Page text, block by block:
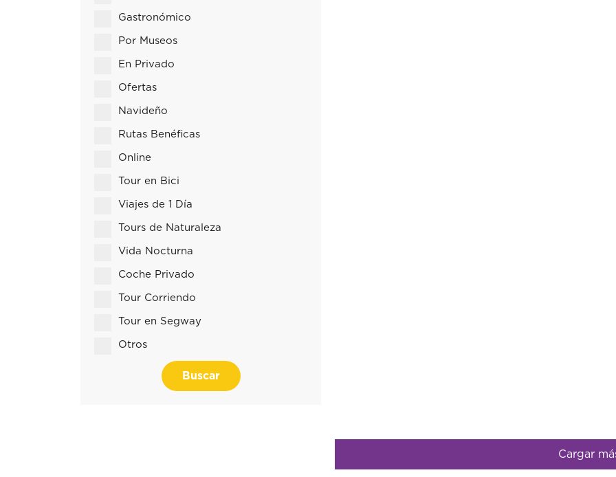
Gastronómico
Por Museos
En Privado
Ofertas
Navideño
Rutas Benéficas
Online
Tour en Bici
Viajes de 1 Día
Tours de Naturaleza
Vida Nocturna
Coche Privado
Tour Corriendo
Tour en Segway
Otros
Buscar
Cargar